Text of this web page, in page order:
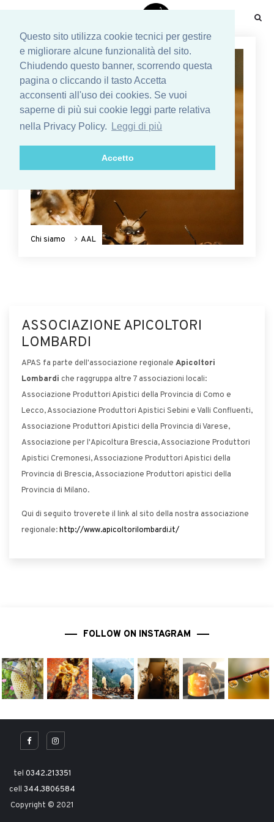
Questo sito utilizza cookie tecnici per gestire
e migliorare alcune funzionalità del sito.
Chiudendo questo banner, scorrendo questa
pagina o cliccando il tasto Accetta
acconsenti all'uso dei cookies. Se vuoi
saperne di più sui cookie leggi parte relativa
nella Privacy Policy.
Leggi di più
Accetto
Chi siamo AAL
ASSOCIAZIONE APICOLTORI
LOMBARDI
APAS fa parte dell'associazione regionale Apicoltori
Lombardi che raggruppa altre 7 associazioni locali:
Associazione Produttori Apistici della Provincia di Como e
Lecco, Associazione Produttori Apistici Sebini e Valli Confluenti,
Associazione Produttori Apistici della Provincia di Varese,
Associazione per l'Apicoltura Brescia, Associazione Produttori
Apistici Cremonesi, Associazione Produttori Apistici della
Provincia di Brescia, Associazione Produttori apistici della
Provincia di Milano.
Qui di seguito troverete il link al sito della nostra associazione
regionale:http://www.apicoltorilombardi.it/
FOLLOW ON INSTAGRAM
tel 0342.213351
cell 344.3806584
Copyright © 2021